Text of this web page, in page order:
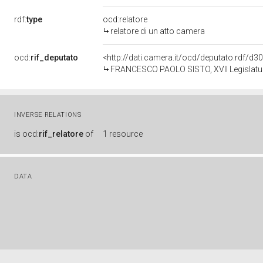
rdf:type
ocd:relatore
relatore di un atto camera
ocd:rif_deputato
<http://dati.camera.it/ocd/deputato.rdf/
FRANCESCO PAOLO SISTO, XVII
INVERSE RELATIONS
is ocd:rif_relatore of 1 resource
DATA